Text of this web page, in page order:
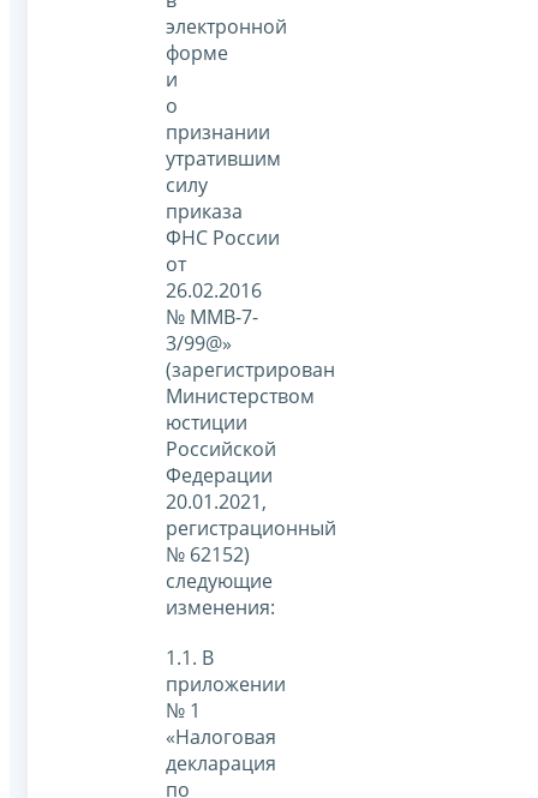
электронной
форме
и
о
признании
утратившим
силу
приказа
ФНС России
от
26.02.2016
№ ММВ-7-
3/99@»
(зарегистрирован
Министерством
юстиции
Российской
Федерации
20.01.2021,
регистрационный
№ 62152)
следующие
изменения:
1.1. В
приложении
№ 1
«Налоговая
декларация
по